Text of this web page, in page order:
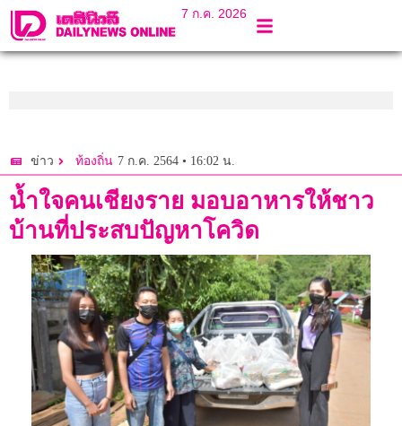
7 ก.ค. 2026
ข่าว ท้องถิ่น 7 ก.ค. 2564 • 16:02 น.
น้ำใจคนเชียงราย มอบอาหารให้ชาว
บ้านที่ประสบปัญหาโควิด